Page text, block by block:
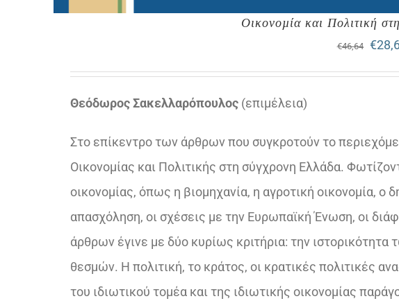
Οικονοµία και Πολιτική
€46,64
price
€
Θεόδωρος Σακελλαρόπουλος (επιµέλεια)
Στο επίκεντρο των άρθρων που συγκροτούν το
Οικονομίας και Πολιτικής στη σύγχρονη Ελλάδα.
οικονομίας, όπως η βιομηχανία, η αγροτική οικονομία, ο
απασχόληση, οι σχέσεις με την Ευρωπαϊκή Ένωση, οι
άρθρων έγινε με δύο κυρίως κριτήρια: την
θεσμών. Η πολιτική, το κράτος, οι κρατικές πολιτικές
του ιδιωτικού τομέα και της ιδιωτικής οικονομίας